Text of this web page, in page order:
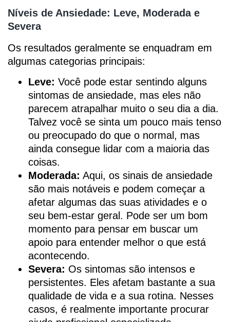
Níveis de Ansiedade: Leve, Moderada e
Severa
Os resultados geralmente se enquadram em
algumas categorias principais:
Leve: Você pode estar sentindo alguns
sintomas de ansiedade, mas eles não
parecem atrapalhar muito o seu dia a dia.
Talvez você se sinta um pouco mais tenso
ou preocupado do que o normal, mas
ainda consegue lidar com a maioria das
coisas.
Moderada: Aqui, os sinais de ansiedade
são mais notáveis e podem começar a
afetar algumas das suas atividades e o
seu bem-estar geral. Pode ser um bom
momento para pensar em buscar um
apoio para entender melhor o que está
acontecendo.
Severa: Os sintomas são intensos e
persistentes. Eles afetam bastante a sua
qualidade de vida e a sua rotina. Nesses
casos, é realmente importante procurar